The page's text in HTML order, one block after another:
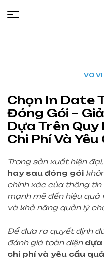
VO VI
Chọn In Date
Đóng Gói –
Dựa Trên Quy
Chi Phí Và
Trong sản xuất hiện
hay sau đóng gói
chính xác của thông
mạnh mẽ đến hiệu quả
và khả năng quản lý
Để đưa ra quyết định
đánh giá toàn diện dựa
chi phí và yêu cầu